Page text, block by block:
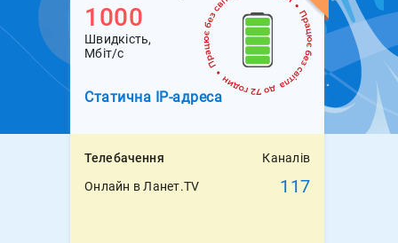
1000
Швидкість,
Мбіт/с
Статична IP-адреса
Телебачення
Каналів
Онлайн в Ланет.TV
117